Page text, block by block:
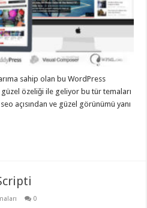
sahip olan bu WordPress
özeliği ile geliyor bu tür temaları
açısından ve güzel görünümü yanı
0